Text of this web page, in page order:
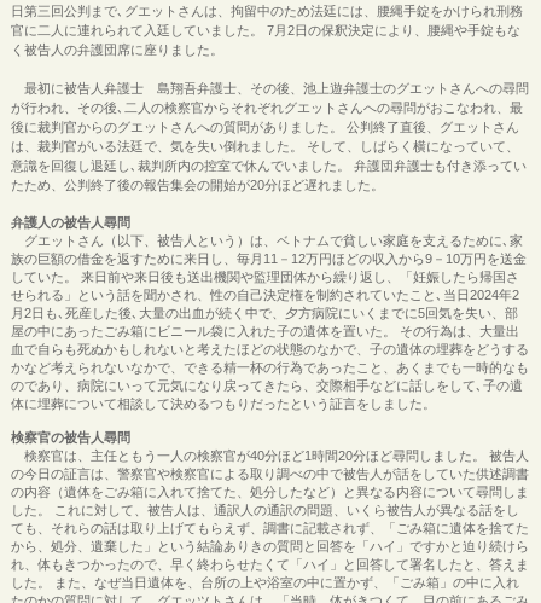
日第三回公判まで､グエットさんは、拘留中のため法廷には、腰縄手錠をかけられ刑務
官に二人に連れられて入廷していました。 7月2日の保釈決定により、腰縄や手錠もな
く被告人の弁護団席に座りました。
最初に被告人弁護士 島翔吾弁護士、その後、池上遊弁護士のグエットさんへの尋問
が行われ、その後､二人の検察官からそれぞれグエットさんへの尋問がおこなわれ、最
後に裁判官からのグエットさんへの質問がありました。 公判終了直後、グエットさん
は、裁判官がいる法廷で、気を失い倒れました。 そして、しばらく横になっていて、
意識を回復し退廷し､裁判所内の控室で休んでいました。 弁護団弁護士も付き添ってい
たため、公判終了後の報告集会の開始が20分ほど遅れました。
弁護人の被告人尋問
グエットさん（以下、被告人という）は、ベトナムで貧しい家庭を支えるために､家
族の巨額の借金を返すために来日し、毎月11－12万円ほどの収入から9－10万円を送金
していた。 来日前や来日後も送出機関や監理団体から繰り返し、「妊娠したら帰国さ
せられる」という話を聞かされ、性の自己決定権を制約されていたこと､当日2024年2
月2日も､死産した後､大量の出血が続く中で、夕方病院にいくまでに5回気を失い、部
屋の中にあったごみ箱にビニール袋に入れた子の遺体を置いた。 その行為は、大量出
血で自らも死ぬかもしれないと考えたほどの状態のなかで、子の遺体の埋葬をどうする
かなど考えられないなかで、できる精一杯の行為であったこと、あくまでも一時的なも
のであり、病院にいって元気になり戻ってきたら、交際相手などに話しをして､子の遺
体に埋葬について相談して決めるつもりだったという証言をしました。
検察官の被告人尋問
検察官は、主任ともう一人の検察官が40分ほど1時間20分ほど尋問しました。 被告人
の今日の証言は、警察官や検察官による取り調べの中で被告人が話をしていた供述調書
の内容（遺体をごみ箱に入れて捨てた、処分したなど）と異なる内容について尋問しま
した。 これに対して、被告人は、通訳人の通訳の問題、いくら被告人が異なる話をし
ても、それらの話は取り上げてもらえず、調書に記載されず、「ごみ箱に遺体を捨てた
から、処分、遺棄した」という結論ありきの質問と回答を「ハイ」ですかと迫り続けら
れ、体もきつかったので、早く終わらせたくて「ハイ」と回答して署名したと、答えま
した。 また、なぜ当日遺体を、台所の上や浴室の中に置かず、「ごみ箱」の中に入れ